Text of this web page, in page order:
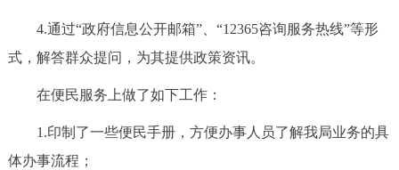
4.通过“政府信息公开邮箱”、“12365咨询服务热线”等形
式，解答群众提问，为其提供政策资讯。
在便民服务上做了如下工作：
1.印制了一些便民手册，方便办事人员了解我局业务的具
体办事流程；